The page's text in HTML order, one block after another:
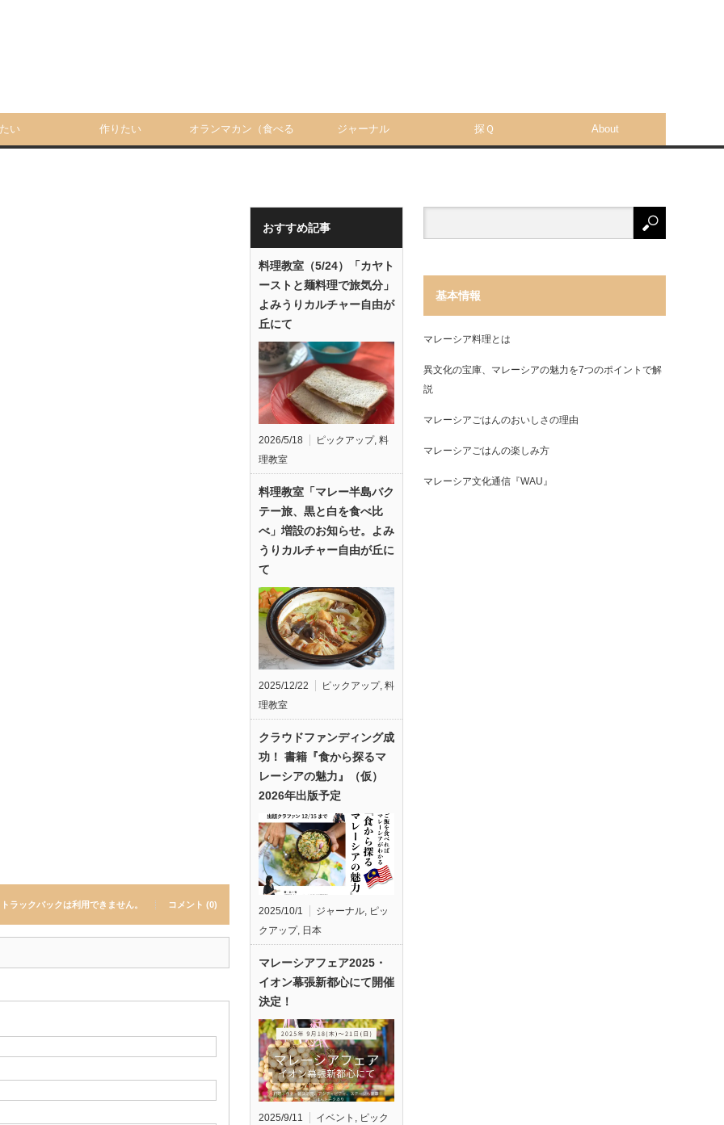
い 作りたい オランマカン（食べる ジャーナル 探Ｑ About
トラックバックは利用できません。 コメント (0)
おすすめ記事
料理教室（5/24）「カヤト
ーストと麺料理で旅気分」
よみうりカルチャー自由が
丘にて
2026/5/18 ピックアップ, 料
理教室
料理教室「マレー半島バク
テー旅、黒と白を食べ比
べ」増設のお知らせ。よみ
うりカルチャー自由が丘に
て
2025/12/22 ピックアップ, 料
理教室
クラウドファンディング成
功！ 書籍『食から探るマ
レーシアの魅力』（仮）
2026年出版予定
2025/10/1 ジャーナル, ピッ
クアップ, 日本
マレーシアフェア2025・
イオン幕張新都心にて開催
決定！
2025/9/11 イベント , ピック
基本情報
マレーシア料理とは
異文化の宝庫、マレーシアの魅力を7つのポイントで解
説
マレーシアごはんのおいしさの理由
マレーシアごはんの楽しみ方
マレーシア文化通信『WAU』